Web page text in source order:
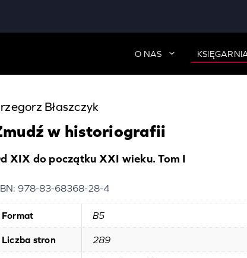
O NAS
Błaszczyk
w historiografii
XIX do początku XXI wieku. Tom I
978-83-68368-28-4
Format B5
Liczba stron 289